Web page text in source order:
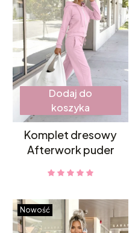
Dodaj do
koszyka
Komplet dresowy
Afterwork puder
Nowość